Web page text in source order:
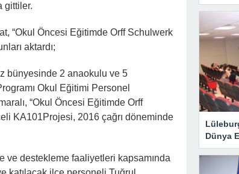
gittiler.
“Okul Öncesi Eğitimde Orff Schulwerk
aktardı;
bünyesinde 2 anaokulu ve 5
Okul Eğitimi Personel
“Okul Öncesi Eğitimde Orff
KA101Projesi, 2016 çağrı döneminde
ve destekleme faaliyetleri kapsamında
Dünya